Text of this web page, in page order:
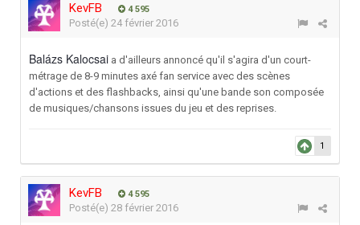
KevFB 4 595
Posté(e) 24 février 2016
Balázs Kalocsai a d'ailleurs annoncé qu'il s'agira d'un court-
métrage de 8-9 minutes axé fan service avec des scènes
d'actions et des flashbacks, ainsi qu'une bande son composée
de musiques/chansons issues du jeu et des reprises.
1
KevFB 4 595
Posté(e) 28 février 2016